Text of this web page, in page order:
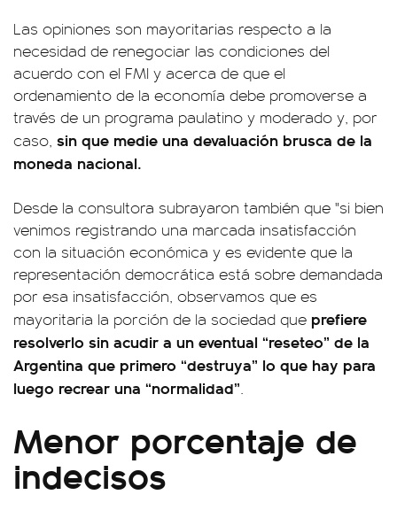
Las opiniones son mayoritarias respecto a la
necesidad de renegociar las condiciones del
acuerdo con el FMI y acerca de que el
ordenamiento de la economía debe promoverse a
través de un programa paulatino y moderado y, por
caso, sin que medie una devaluación brusca de la
moneda nacional.
Desde la consultora subrayaron también que "si bien
venimos registrando una marcada insatisfacción
con la situación económica y es evidente que la
representación democrática está sobre demandada
por esa insatisfacción, observamos que es
mayoritaria la porción de la sociedad que prefiere
resolverlo sin acudir a un eventual “reseteo” de la
Argentina que primero “destruya” lo que hay para
luego recrear una “normalidad”.
Menor porcentaje de
indecisos